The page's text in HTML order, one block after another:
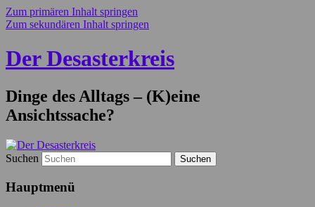
Zum primären Inhalt springen
Zum sekundären Inhalt springen
Der Desasterkreis
Dinge des Alltags – (K)eine
Ansichtssache?
Suchen
Hauptmenü